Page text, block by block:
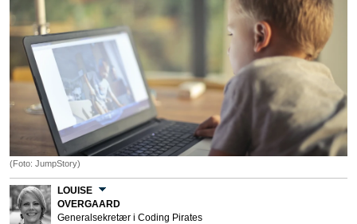
(Foto: JumpStory)
LOUISE
OVERGAARD
Generalsekretær i Coding Pirates